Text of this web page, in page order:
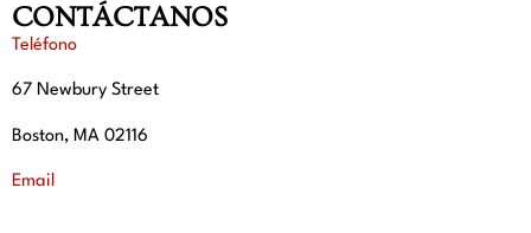
CONTÁCTANOS
Teléfono
67 Newbury Street
Boston, MA 02116
Email